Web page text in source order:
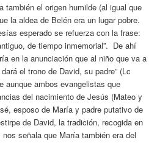
también el origen humilde (al igual que
la aldea de Belén era un lugar pobre.
esperado se refuerza con la frase:
de tiempo inmemorial”. De ahí
en la anunciación que al niño que va a
el trono de David, su padre” (Lc
aunque ambos evangelistas que
del nacimiento de Jesús (Mateo y
esposo de María y padre putativo de
de David, la tradición, recogida en
señala que María también era del